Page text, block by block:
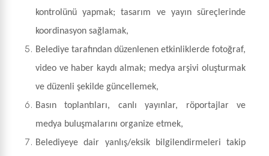
kontrolünü yapmak; tasarım ve yayın süreçlerinde
koordinasyon sağlamak,
Belediye tarafından düzenlenen etkinliklerde fotoğraf,
video ve haber kaydı almak; medya arşivi oluşturmak
ve düzenli şekilde güncellemek,
Basın toplantıları, canlı yayınlar, röportajlar ve
medya buluşmalarını organize etmek,
Belediyeye dair yanlış/eksik bilgilendirmeleri takip